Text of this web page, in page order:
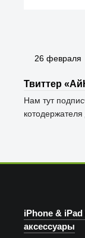
26 февраля
Нам тут
iPhone & iPad
аксессуары